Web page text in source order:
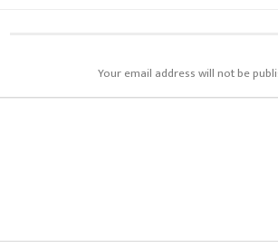
Your email address will not be